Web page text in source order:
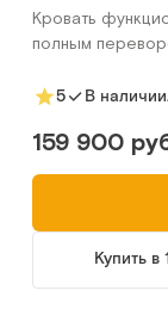
Кровать
полным
5 В наличии
159 900
Купить в